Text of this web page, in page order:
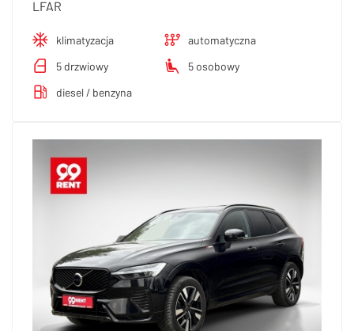
LFAR
klimatyzacja
automatyczna
5 drzwiowy
5 osobowy
diesel / benzyna